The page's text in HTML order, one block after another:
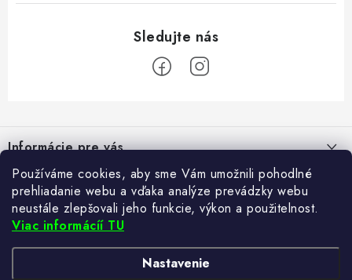
Používáme cookies, aby sme Vám umožnili pohodlné
prehliadanie webu a vďaka analýze prevádzky webu
neustále zlepšovali jeho funkcie, výkon a použitelnost.
Viac informácíí TU
Nastavenie
pInformácie pre vás
Kontakt
Hodnotenie obchodu
Blogy
Ako si vybrať poštovú schránku?
21.5.2024
Zabezpečte si bohatú úrodu. Začnite s prípravou sadeníc
Facebook
TvujRegal.cz Recenzie obchodu